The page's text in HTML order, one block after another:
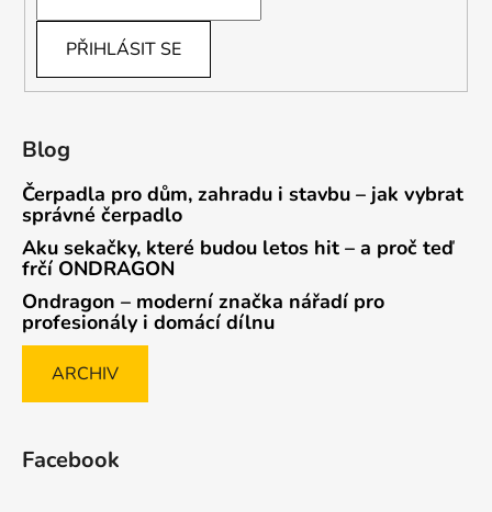
PŘIHLÁSIT SE
Blog
Čerpadla pro dům, zahradu i stavbu – jak vybrat
správné čerpadlo
Aku sekačky, které budou letos hit – a proč teď
frčí ONDRAGON
Ondragon – moderní značka nářadí pro
profesionály i domácí dílnu
ARCHIV
Facebook